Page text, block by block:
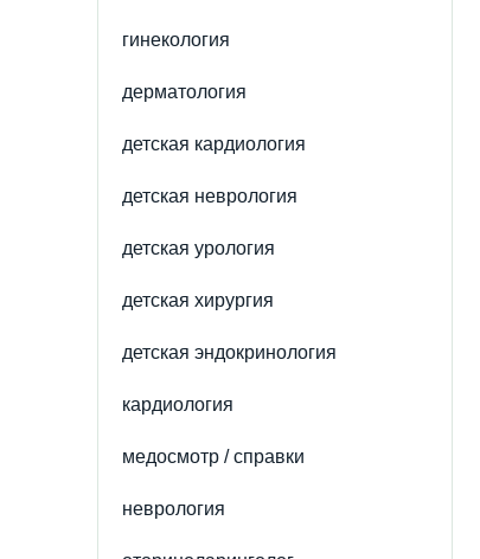
гинекология
дерматология
детская кардиология
детская неврология
детская урология
детская хирургия
детская эндокринология
кардиология
медосмотр / справки
неврология